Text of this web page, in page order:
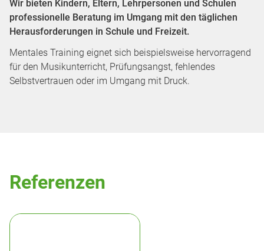
Wir bieten Kindern, Eltern, Lehrpersonen und Schulen
professionelle Beratung im Umgang mit den täglichen
Herausforderungen in Schule und Freizeit.
Mentales Training eignet sich beispielsweise hervorragend
für den Musikunterricht, Prüfungsangst, fehlendes
Selbstvertrauen oder im Umgang mit Druck.
Referenzen